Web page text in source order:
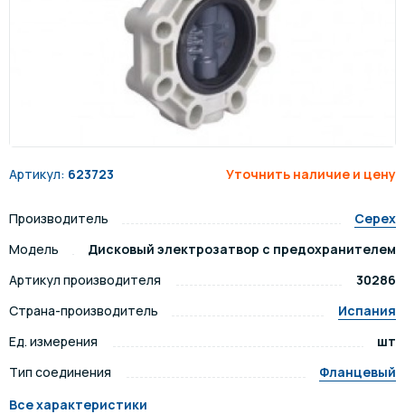
Артикул: 623723 Уточнить наличие и цену
Производитель
Cepex
Модель
Дисковый электрозатвор с предохранителем
Артикул производителя
30286
Страна-производитель
Испания
Ед. измерения
шт
Тип соединения
Фланцевый
Все характеристики